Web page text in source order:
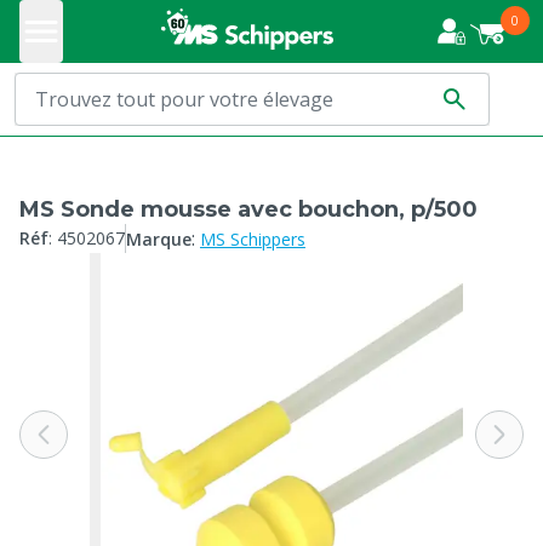
0
MS Sonde mousse avec bouchon, p/500
Réf: 4502067Marque: MS Schippers